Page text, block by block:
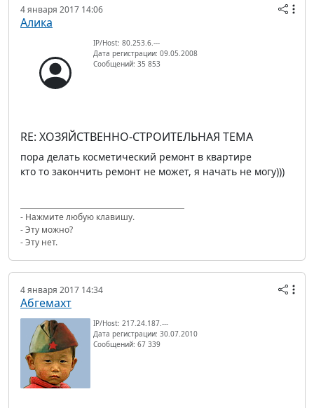
4 января 2017 14:06
Алика
IP/Host: 80.253.6.---
Дата регистрации: 09.05.2008
Сообщений: 35 853
RE: ХОЗЯЙСТВЕННО-СТРОИТЕЛЬНАЯ ТЕМА
пора делать косметический ремонт в квартире
кто то закончить ремонт не может, я начать не могу)))
- Нажмите любую клавишу.
- Эту можно?
- Эту нет.
4 января 2017 14:34
Абгемахт
IP/Host: 217.24.187.---
Дата регистрации: 30.07.2010
Сообщений: 67 339